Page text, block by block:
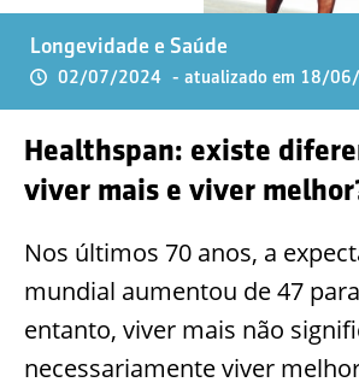
Longevidade e Saúde
02/07/2024 - atualizado em 18/
Healthspan: existe
viver mais e viver
Nos últimos 70 anos, a
mundial aumentou de 47
entanto, viver mais não
necessariamente viver